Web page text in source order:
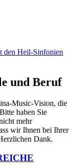
und Beruf
Music-Vision, die
haben Sie
mehr
wir Ihnen bei Ihrer
Dank.